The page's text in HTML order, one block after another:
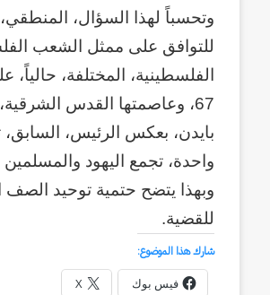
وتحسباً لهذا السؤال،
للتوافق على ممثل الشعب
الفلسطينية، المختلفة،
67، وعاصمتها القدس
بايدن، بعكس الرئيس،
واحدة، تجمع اليهود
وبهذا يتضح حتمية توحيد الصف
للقضية.
شارك هذا الموضوع:
فيس بوك
X